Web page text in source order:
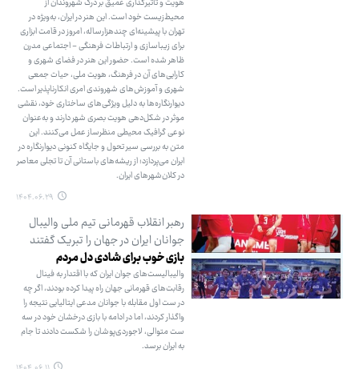
محیط‌زیست خود است. این هنر در ایران، به‌ویژه در
تهران با پیشینه‌ای چندهزارساله، امروز در قامت ابزاری
برای زیباسازی و ارتباطات فرهنگی - اجتماعی مدرن
ظاهر شده است. حضور این هنر در فضای شهری و
کارایی‌های آن در فرهنگ، هویت ملی، حیات جمعی
شهری و آموزش‌های شهروندی امری انکارناپذیر است.
دیوارنگاره‌ها به دلیل ویژگی‌های ساختاری خود، نقشی
موثر در شکل‌دهی هویت بصری شهر دارند و به‌عنوان
نوعی گرافیک محیطی منظرساز عمل می‌کنند. این
متن به بررسی سیر تحول و جایگاه کنونی دیوارنگاره در
ایران می‌پردازد؛ از ریشه‌های باستانی آن تا تجلی معاصر
در کلان‌شهرهای ایران.
۱۴۰۴.۰۶.۲۹
رهبر انقلاب قهرمانی تیم ملی والیبال
جوانان ایران در جهان را تبریک گفتند
بازی خوب برای شادی دل مردم
والیبالیست‌های جوان ایران که با اقتدار به فینال
رقابت‌های قهرمانی جهان راه پیدا کرده بودند، اگر چه
در ست اول مقابله با جوانان مدعی ایتالیایی نتیجه را
واگذار کردند، اما در ادامه با بازی درخشان خود در سه
ست متوالی، لاجوردی‌پوشان را شکست دادند تا جام
به ایران برسد.